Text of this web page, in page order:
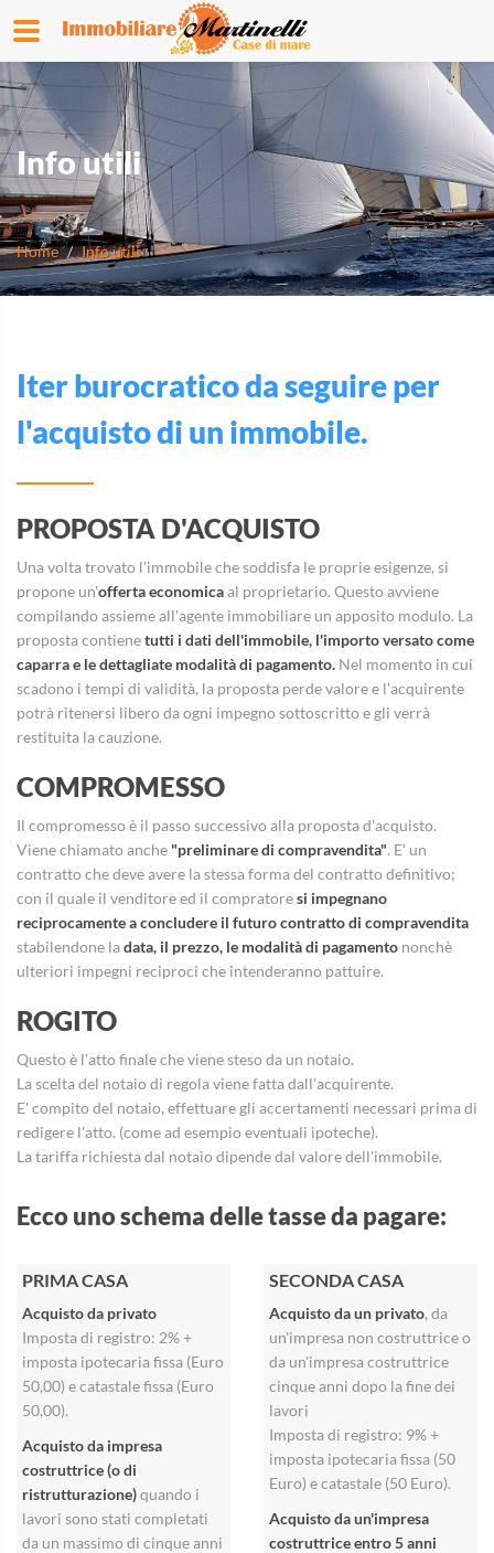
Info utili
Home Info utili
Iter burocratico da seguire per
l'acquisto di un immobile.
PROPOSTA D'ACQUISTO
Una volta trovato l'immobile che soddisfa le proprie esigenze, si
propone un'offerta economicaal proprietario. Questo avviene
compilando assieme all'agente immobiliare un apposito modulo. La
proposta contienetutti i dati dell'immobile, l'importo versato come
caparra e le dettagliate modalità di pagamento. Nel momento in cui
scadono i tempi di validità, la proposta perde valore e l'acquirente
potrà ritenersi libero da ogni impegno sottoscritto e gli verrà
restituita la cauzione.
COMPROMESSO
Il compromesso è il passo successivo alla proposta d'acquisto.
Viene chiamato anche "preliminare di compravendita". E' un
contratto che deve avere la stessa forma del contratto definitivo;
con il quale il venditore ed il compratoresi impegnano
reciprocamente a concludere il futuro contratto di compravendita
stabilendone ladata, il prezzo, le modalità di pagamento nonchè
ulteriori impegni reciproci che intenderanno pattuire.
ROGITO
Questo è l'atto finale che viene steso da un notaio.
La scelta del notaio di regola viene fatta dall'acquirente.
E' compito del notaio, effettuare gli accertamenti necessari prima di
redigere l'atto. (come ad esempio eventuali ipoteche).
La tariffa richiesta dal notaio dipende dal valore dell'immobile.
Ecco uno schema delle tasse da pagare:
PRIMA CASA
Acquisto da privato
Imposta di registro: 2% +
imposta ipotecaria fissa (Euro
50,00) e catastale fissa (Euro
50,00).
Acquisto da impresa
costruttrice (o di
ristrutturazione)quando i
lavori sono stati completati
da un massimo di cinque anni
SECONDA CASA
Acquisto da un privato, da
un'impresa non costruttrice o
da un'impresa costruttrice
cinque anni dopo la fine dei
lavori
Imposta di registro: 9% +
imposta ipotecaria fissa (50
Euro) e catastale (50 Euro).
Acquisto da un'impresa
costruttrice entro 5 anni